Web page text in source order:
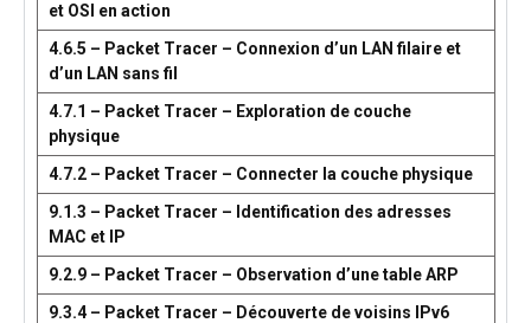
et OSI en action
4.6.5 – Packet Tracer – Connexion d’un LAN filaire et
d’un LAN sans fil
4.7.1 – Packet Tracer – Exploration de couche
physique
4.7.2 – Packet Tracer – Connecter la couche physique
9.1.3 – Packet Tracer – Identification des adresses
MAC et IP
9.2.9 – Packet Tracer – Observation d’une table ARP
9.3.4 – Packet Tracer – Découverte de voisins IPv6